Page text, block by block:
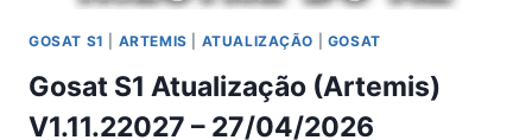
GOSAT S1 ARTEMIS ATUALIZAÇÃO GOSAT
Gosat S1 Atualização (Artemis)
V1.11.22027 – 27/04/2026